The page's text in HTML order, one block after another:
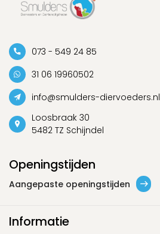
073 - 549 24 85
31 06 19960502
info@smulders-diervoeders.nl
Loosbraak 30
5482 TZ Schijndel
Openingstijden
Aangepaste openingstijden
Informatie